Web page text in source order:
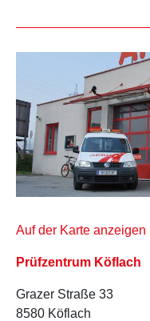
Auf der Karte anzeigen
Prüfzentrum Köflach
Grazer Straße 33
8580 Köflach